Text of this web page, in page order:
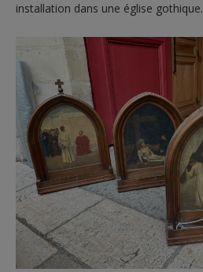
installation dans une église gothique.